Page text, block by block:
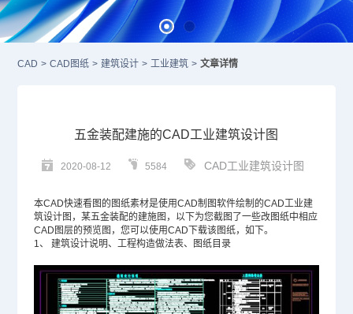
CAD > CAD图纸 > 建筑设计 > 工业建筑 > 文章详情
五金装配建施的CAD工业建筑设计图
2020-08-12 5584 CAD工业建筑设计图
本CAD快速看图的图纸素材是使用CAD制图软件绘制的CAD工业建
筑设计图，某五金装配的建施图，以下为您截图了一些改图纸中相应
CAD图层的预览图，您可以使用CAD下载该图纸，如下。
1、
建筑设计说明、工程构造做法表、图纸目录